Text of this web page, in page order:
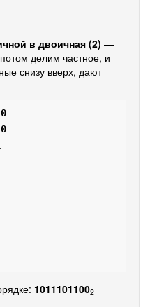
в двоичная (2) —
делим частное, и
снизу вверх, дают
0
0
10111011002